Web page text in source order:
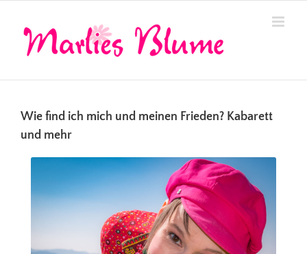
Inhalt
springen
Wie find ich mich und meinen Frieden? Kabarett
und mehr